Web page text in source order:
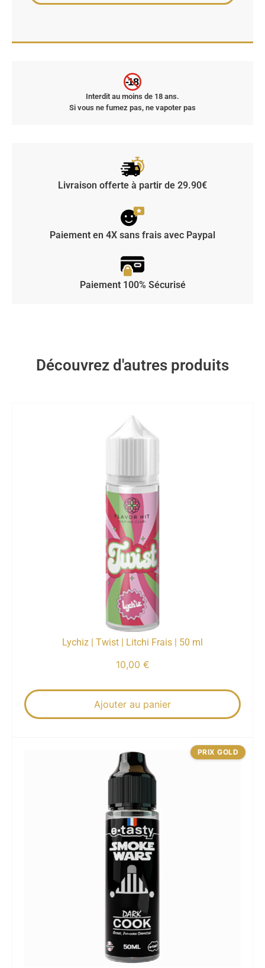
-18
Interdit au moins de 18 ans.
Si vous ne fumez pas, ne vapoter pas
Livraison offerte à partir de 29.90€
Paiement en 4X sans frais avec Paypal
Paiement 100% Sécurisé
Découvrez d'autres produits
Lychiz | Twist | Litchi Frais | 50 ml
10,00 €
Ajouter au panier
PRIX GOLD